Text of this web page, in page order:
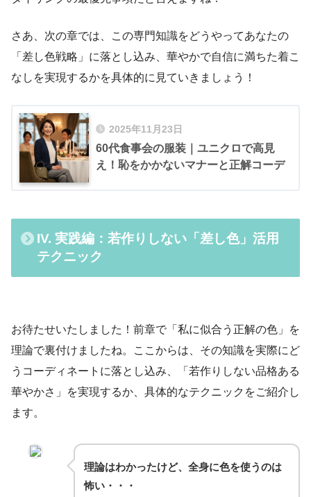
さあ、次の章では、この専門知識をどうやってあなたの
「差し色戦略」に落とし込み、華やかで自信に満ちた着こ
なしを実現するかを具体的に見ていきましょう！
2025年11月23日
60代食事会の服装｜ユニクロで高見
え！恥をかかないマナーと正解コーデ
IV. 実践編：若作りしない「差し色」活用
テクニック
お待たせいたしました！前章で「私に似合う正解の色」を
理論で裏付けましたね。ここからは、その知識を実際にど
うコーディネートに落とし込み、「若作りしない品格ある
華やかさ」を実現するか、具体的なテクニックをご紹介し
ます。
理論はわかったけど、全身に色を使うのは
怖い・・・